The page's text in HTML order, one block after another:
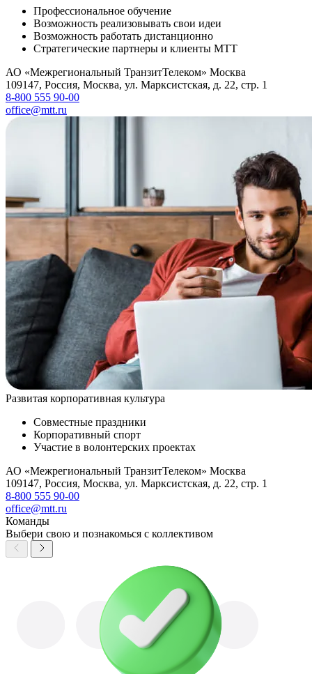
Профессиональное обучение
Возможность реализовывать свои идеи
Возможность работать дистанционно
Стратегические партнеры и клиенты МТТ
АО «Межрегиональный ТранзитТелеком» Москва
109147, Россия, Москва, ул. Марксистская, д. 22, стр. 1
8-800 555 90-00
office@mtt.ru
Развитая корпоративная культура
Совместные праздники
Корпоративный спорт
Участие в волонтерских проектах
АО «Межрегиональный ТранзитТелеком» Москва
109147, Россия, Москва, ул. Марксистская, д. 22, стр. 1
8-800 555 90-00
office@mtt.ru
Команды
Выбери свою и познакомься с коллективом